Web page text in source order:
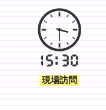
現場訪問